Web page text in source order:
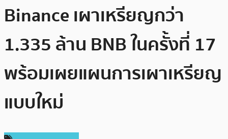
Binance เผาเหรียญกว่า
1.335 ล้าน BNB ในครั้งที่ 17
พร้อมเผยแผนการเผาเหรียญ
แบบใหม่